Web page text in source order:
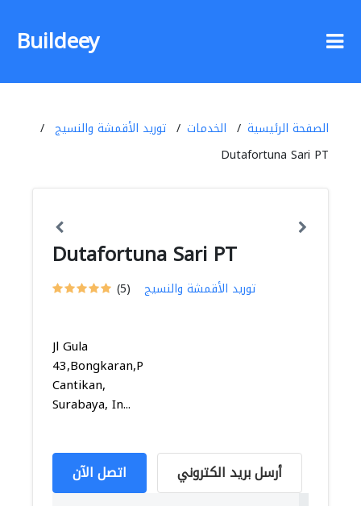
Buildeey
الصفحة الرئيسية الخدمات
توريد الأقمشة والنسيج
Dutafortuna Sari PT
Dutafortuna Sari PT
(5) توريد الأقمشة والنسيج
Jl Gula
43,Bongkaran,Pabean
Cantikan,
Surabaya, In...
اتصل الآن أرسل بريد الكتروني